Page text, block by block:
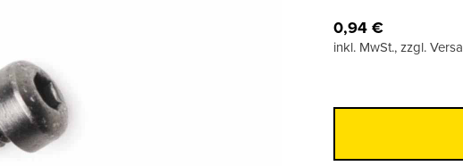
0,94€
inkl. MwSt., zzgl.